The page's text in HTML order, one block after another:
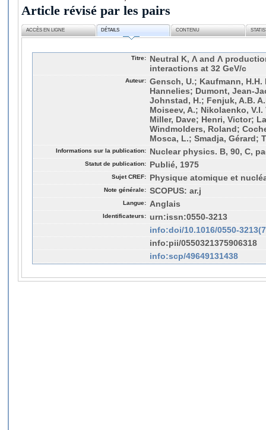
Article révisé par les pairs
ACCÈS EN LIGNE DÉTAILS CONTENU
Titre:
Neutral K, Λ and Λ
interactions at 32 GeV/c
Auteur: Gensch, U.; Kaufmann, H.H.
Hannelies; Dumont, Jean-
Johnstad, H.; Fenjuk, A.B.
Moiseev, A.; Nikolaenko, V.I.
Miller, Dave; Henri, Victor;
Windmolders, Roland;
Mosca, L.; Smadja, Gérard;
Informations sur la publication: Nuclear physics. B, 90, C,
Statut de publication: Publié, 1975
Sujet CREF: Physique atomique et
Note générale: SCOPUS: ar.j
Langue: Anglais
Identificateurs:
urn:issn:0550-3213
info:doi/10.1016/0550-
info:pii/0550321375906318
info:scp/49649131438